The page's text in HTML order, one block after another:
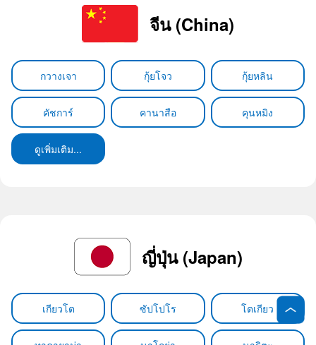
จีน (China)
กวางเจา กุ้ยโจว กุ้ยหลิน
คัชการ์ คานาสือ คุนหมิง
ดูเพิ่มเติม...
ญี่ปุ่น (Japan)
เกียวโต ซัปโปโร โตเกียว